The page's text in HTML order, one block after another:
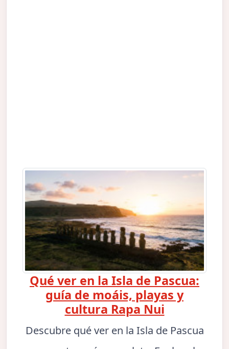
Qué ver en la Isla de Pascua:
guía de moáis, playas y
cultura Rapa Nui
Descubre qué ver en la Isla de Pascua